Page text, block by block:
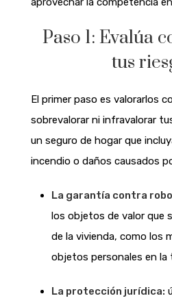
Paso 1: Evalúa
tus
El primer paso es valorarlos
sobrevalorar ni infravalorar
un seguro de hogar que
incendio o daños causados
La garantía contra
los objetos de valor que
de la vivienda, como los
objetos personales en la
La protección jurídica: